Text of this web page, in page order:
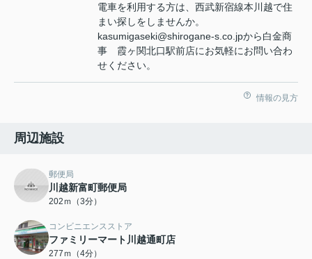
電車を利用する方は、西武新宿線本川越で住
まい探しをしませんか。
kasumigaseki@shirogane-s.co.jpから白金商
事 霞ヶ関北口駅前店にお気軽にお問い合わ
せください。
情報の見方
周辺施設
郵便局
川越新富町郵便局
202ｍ（3分）
コンビニエンスストア
ファミリーマート川越通町店
277ｍ（4分）